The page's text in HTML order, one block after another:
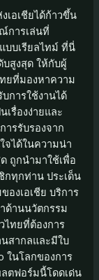
อเชียได้ก้าวขึ้น
การเล่นที่
บบเรียลไทม์ ที่นี่
สูงสุด ให้กับผู้
ยที่มองหาความ
การใช้งานได้
รื่องง่ายและ
รรับรองจาก
จได้ในความน่า
ถูกนำมาใช้เพื่อ
กทุกท่าน ประเด็น
งเอเชีย บริการ
ด้านนวัตกรรม
ทยที่ต้องการ
สากลและมีใบ
ในโลกของการ
ตฟอร์มนี้โดดเด่น